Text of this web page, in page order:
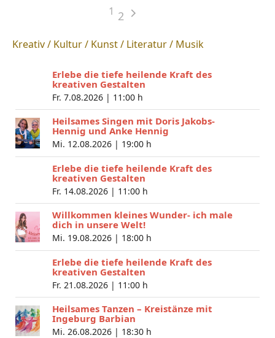
1 2
Kreativ / Kultur / Kunst / Literatur / Musik
Erlebe die tiefe heilende Kraft des
kreativen Gestalten
Fr. 7.08.2026 | 11:00 h
Heilsames Singen mit Doris Jakobs-
Hennig und Anke Hennig
Mi. 12.08.2026 | 19:00 h
Erlebe die tiefe heilende Kraft des
kreativen Gestalten
Fr. 14.08.2026 | 11:00 h
Willkommen kleines Wunder- ich male
dich in unsere Welt!
Mi. 19.08.2026 | 18:00 h
Erlebe die tiefe heilende Kraft des
kreativen Gestalten
Fr. 21.08.2026 | 11:00 h
Heilsames Tanzen – Kreistänze mit
Ingeburg Barbian
Mi. 26.08.2026 | 18:30 h